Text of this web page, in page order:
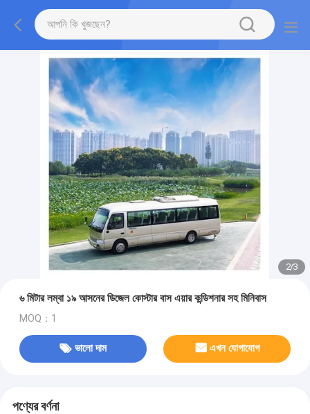
2/3
৬ মিটার লম্বা ১৯ আসনের ডিজেল কোস্টার বাস এয়ার কন্ডিশনার সহ মিনিবাস
MOQ：1
ভালো দাম এখন যোগাযোগ
পণ্যের বর্ণনা